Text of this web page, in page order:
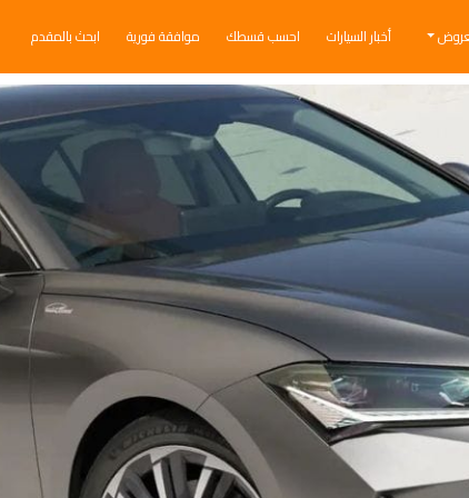
أخبار السيارات احسب قسطك موافقة فورية ابحث بالمقدم